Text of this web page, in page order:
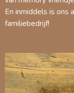
En inmiddels is
familiebedrijf!